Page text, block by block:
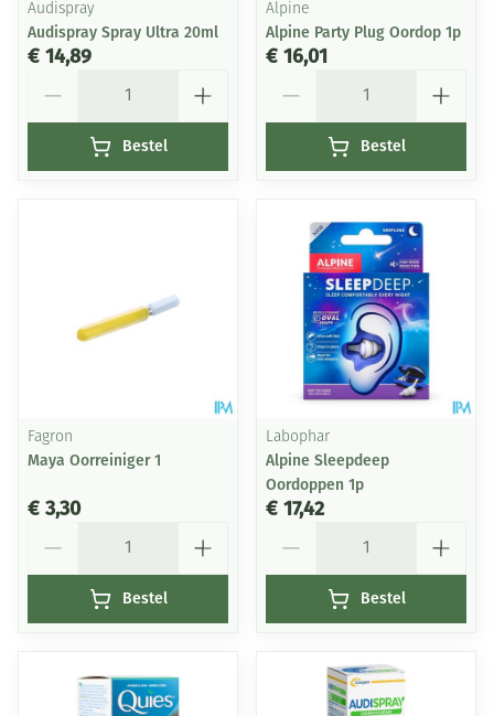
Audispray
Audispray Spray Ultra 20ml
€ 14,89
Bestel
Alpine
Alpine Party Plug Oordop 1p
€ 16,01
Bestel
Fagron
Maya Oorreiniger 1
€ 3,30
Bestel
Labophar
Alpine Sleepdeep
Oordoppen 1p
€ 17,42
Bestel